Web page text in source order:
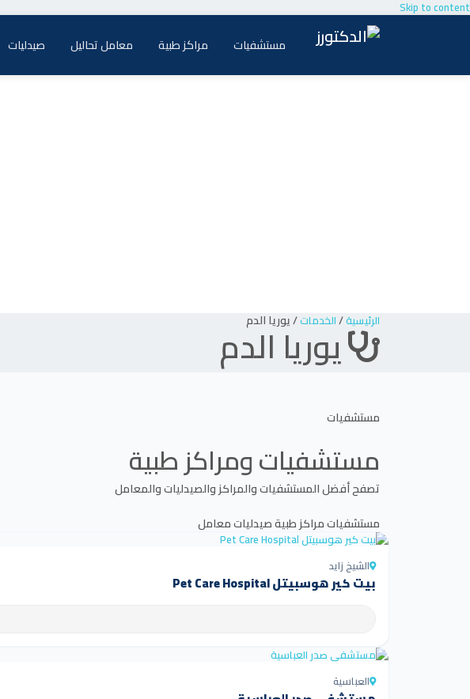
Skip to content
مستشفيات مراكز طبية معامل تحاليل صيدليات
الرئيسية/الخدمات/يوريا الدم
يوريا الدم
مستشفيات
مستشفيات ومراكز طبية
تصفح أفضل المستشفيات والمراكز والصيدليات والمعامل
مستشفياتمراكز طبيةصيدلياتمعامل
الشيخ زايد
بيت كير هوسبيتل Pet Care Hospital
العباسية